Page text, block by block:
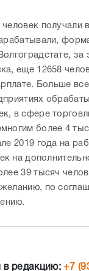
получали
за
еще 12658
Больше
в сфере
более 4
2019 года на
на
39 тысяч
по
в редакцию:+7